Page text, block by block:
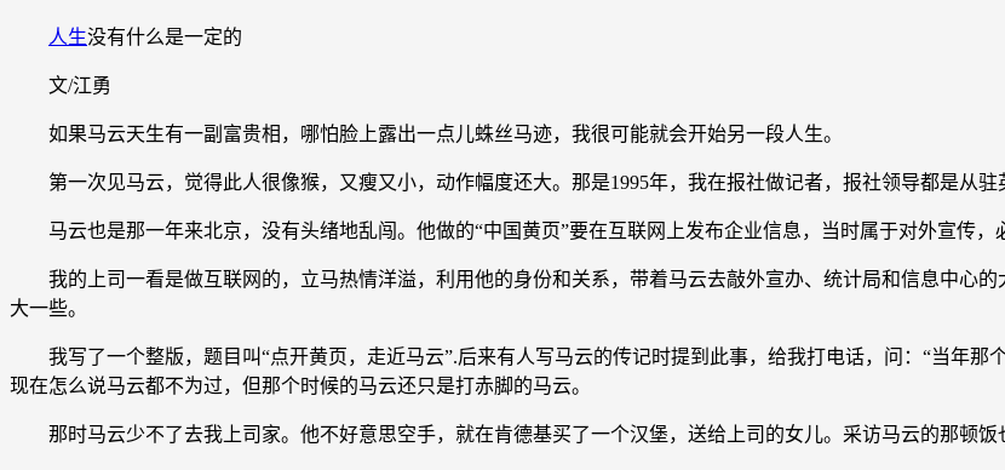
人生没有什么是一定的
文/江勇
如果马云天生有一副富贵相，哪怕脸上露出一点儿蛛丝马迹，我很可能就会开始另一段人生。
第一次见马云，觉得此人很像猴，又瘦又小，动作幅度还大。那是1995年，我在报社做记者，报社领导都是从驻
马云也是那一年来北京，没有头绪地乱闯。他做的“中国黄页”要在互联网上发布企业信息，当时属于对外宣传，
我的上司一看是做互联网的，立马热情洋溢，利用他的身份和关系，带着马云去敲外宣办、统计局和信息中心
大一些。
我写了一个整版，题目叫“点开黄页，走近马云”.后来有人写马云的传记时提到此事，给我打电话，问：“当年那
现在怎么说马云都不为过，但那个时候的马云还只是打赤脚的马云。
那时马云少不了去我上司家。他不好意思空手，就在肯德基买了一个汉堡，送给上司的女儿。采访马云的那顿饭